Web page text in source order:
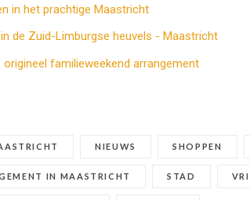
in het prachtige Maastricht
de Zuid-Limburgse heuvels - Maastricht
origineel familieweekend arrangement
NIEUWS SHOPPEN
IN MAASTRICHT STAD